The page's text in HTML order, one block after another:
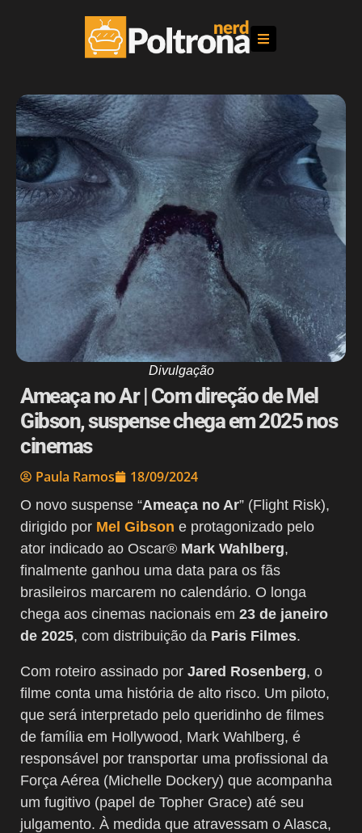
Divulgação
Ameaça no Ar | Com direção de Mel
Gibson, suspense chega em 2025 nos
cinemas
Paula Ramos 18/09/2024
O novo suspense “Ameaça no Ar” (Flight Risk),
dirigido por Mel Gibson e protagonizado pelo
ator indicado ao Oscar® Mark Wahlberg,
finalmente ganhou uma data para os fãs
brasileiros marcarem no calendário. O longa
chega aos cinemas nacionais em 23 de janeiro
de 2025, com distribuição da Paris Filmes.
Com roteiro assinado por Jared Rosenberg, o
filme conta uma história de alto risco. Um piloto,
que será interpretado pelo queridinho de filmes
de família em Hollywood, Mark Wahlberg, é
responsável por transportar uma profissional da
Força Aérea (Michelle Dockery) que acompanha
um fugitivo (papel de Topher Grace) até seu
julgamento. À medida que atravessam o Alasca,